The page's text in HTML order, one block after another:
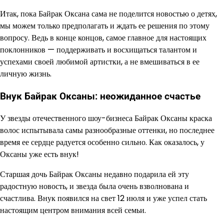
Итак, пока Байрак Оксана сама не поделится новостью о детях,
мы можем только предполагать и ждать ее решения по этому
вопросу. Ведь в конце концов, самое главное для настоящих
поклонников — поддерживать и восхищаться талантом и
успехами своей любимой артистки, а не вмешиваться в ее
личную жизнь.
Внук Байрак Оксаны: неожиданное счастье
У звезды отечественного шоу-бизнеса Байрак Оксаны краска
волос испытывала самы разнообразные оттенки, но последнее
время ее сердце радуется особенно сильно. Как оказалось, у
Оксаны уже есть внук!
Старшая дочь Байрак Оксаны недавно подарила ей эту
радостную новость, и звезда была очень взволнована и
счастлива. Внук появился на свет 12 июля и уже успел стать
настоящим центром внимания всей семьи.